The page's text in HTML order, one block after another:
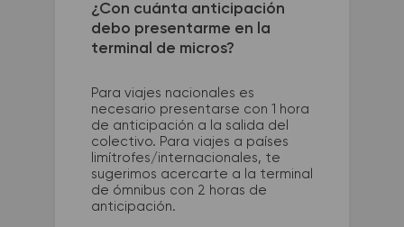
¿Con cuánta anticipación
debo presentarme en la
terminal de micros?
Para viajes nacionales es
necesario presentarse con 1 hora
de anticipación a la salida del
colectivo. Para viajes a países
limítrofes/internacionales, te
sugerimos acercarte a la terminal
de ómnibus con 2 horas de
anticipación.